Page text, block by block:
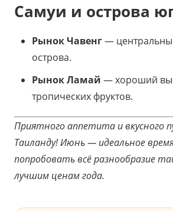
Самуи и острова
Рынок Чавенг—
острова.
Рынок Ламай — хороший
тропических фруктов.
Приятного аппетита и вкусного
Таиланду! Июнь — идеальное
попробовать всё разнообразие
лучшим ценам года.